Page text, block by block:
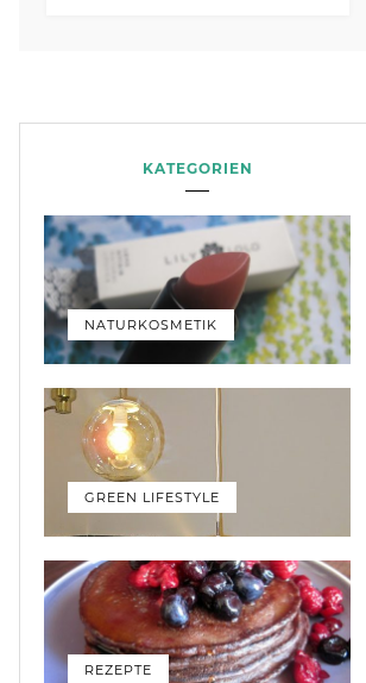
KATEGORIEN
NATURKOSMETIK
GREEN LIFESTYLE
REZEPTE